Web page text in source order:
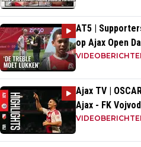
AT5 |
op Ajax Open
Ajax TV |
Ajax - FK